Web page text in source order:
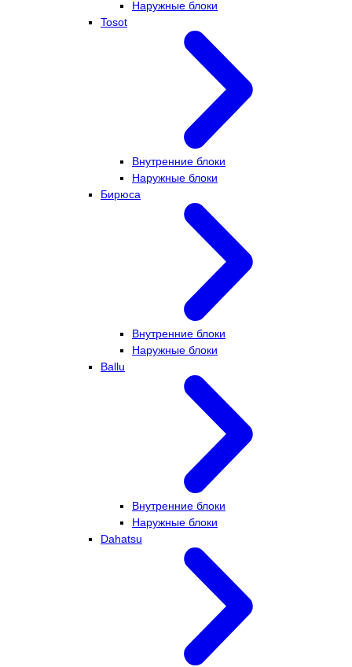
Наружные блоки
Tosot
Внутренние блоки
Наружные блоки
Бирюса
Внутренние блоки
Наружные блоки
Ballu
Внутренние блоки
Наружные блоки
Dahatsu